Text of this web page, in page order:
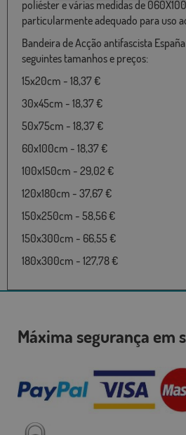
poliéster e várias medidas de
particularmente adequado para uso
Bandeira de Acção antifascista
seguintes tamanhos e preços:
15x20cm - 18,37 €
30x45cm - 18,37 €
50x75cm - 18,37 €
60x100cm - 18,37 €
100x150cm - 29,02 €
120x180cm - 37,67 €
150x250cm - 58,56 €
150x300cm - 66,55 €
180x300cm - 127,78 €
Máxima segurança em